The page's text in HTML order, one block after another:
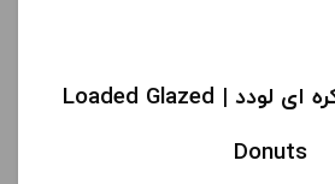
جویس دونات کره ای لودد | Loaded Glazed
Donuts